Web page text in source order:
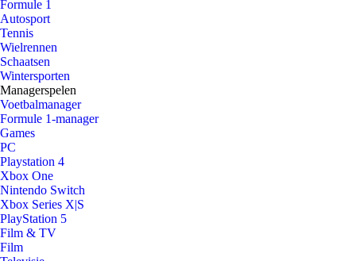
Formule 1
Autosport
Tennis
Wielrennen
Schaatsen
Wintersporten
Managerspelen
Voetbalmanager
Formule 1-manager
Games
PC
Playstation 4
Xbox One
Nintendo Switch
Xbox Series X|S
PlayStation 5
Film & TV
Film